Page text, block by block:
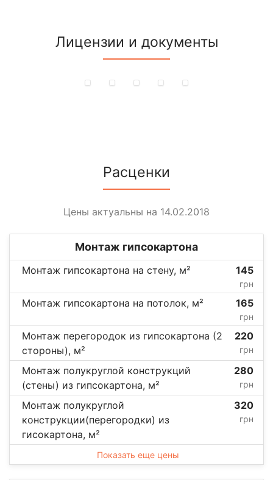
Лицензии и документы
Расценки
Цены актуальны на 14.02.2018
Монтаж гипсокартона
Монтаж гипсокартона на стену, м² 145
грн
Монтаж гипсокартона на потолок, м² 165
грн
Монтаж перегородок из гипсокартона (2
стороны), м²
220
грн
Монтаж полукруглой конструкций
(стены) из гипсокартона, м²
280
грн
Монтаж полукруглой
конструкции(перегородки) из
гисокартона, м²
320
грн
Показать еще цены